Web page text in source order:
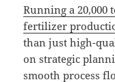
Running a 20,000
fertilizer
than just high-
on strategic
smooth process